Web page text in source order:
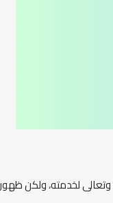
وتعالى لخدمته، ولكن